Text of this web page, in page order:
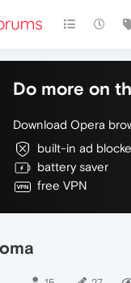
Do more on
Download Opera
built-in ad
battery saver
free VPN